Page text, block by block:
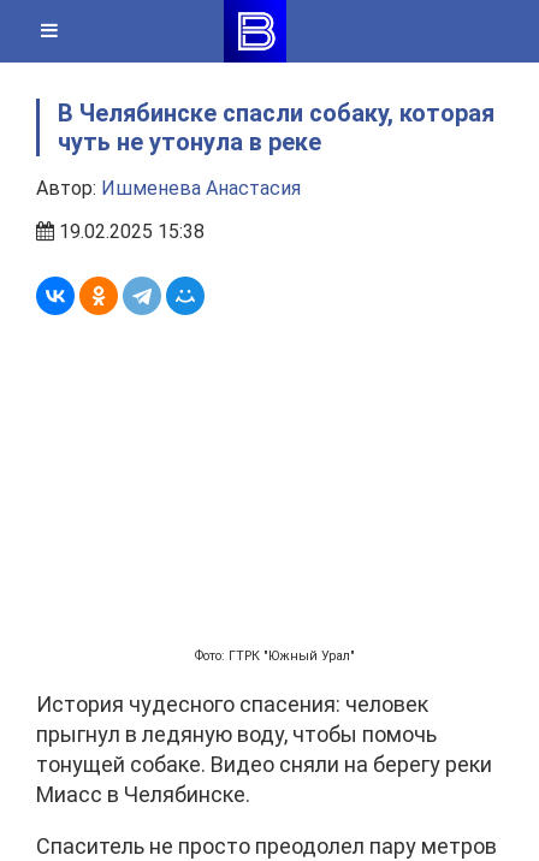
content
В Челябинске спасли собаку, которая
чуть не утонула в реке
Автор: Ишменева Анастасия
19.02.2025 15:38
Фото: ГТРК "Южный Урал"
История чудесного спасения: человек
прыгнул в ледяную воду, чтобы помочь
тонущей собаке. Видео сняли на берегу реки
Миасс в Челябинске.
Спаситель не просто преодолел пару метров